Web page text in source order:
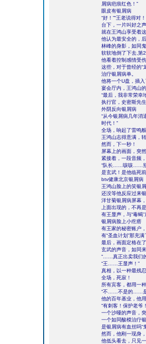
屑病疤痕红色！”
眼皮有银屑病
“好！”“王老说得对！
台下，一片叫好之
就在王鸿山享受着
他认为最安全的，
林峰的身影，如同
软软地倒了下去,第
他看着控制感情受
这些，对于曾经的“
治疗银屑病单。
他将一个U盘，插
宴会厅内，王鸿山
“最后，我非常荣幸
执行官，史密斯先
外阴反向银屑病
“从今银屑病几年消
时代！”
全场，响起了雷鸣
王鸿山志得意满，
然而，下一秒！
屏幕上的画面，突
紧接着，一段音频
“队长……咳咳……
是玄武！是他临死
btv健康北京银屑病
王鸿山脸上的笑银
还没等他反应过来
洋甘菊银屑病屏幕
上面出现的，不
有王显声，与“毒蝎
银屑病脸上小疙瘩
有王家的秘密账户
有“圣血计划”那充
最后，画面定格在
玄武的声音，如同
“……真正出卖我们
“王……王显声！”
真相，以一种最残
全场，死寂！
所有宾客，都用一
“不……不是的……是
他的百年基业，他
“有刺客！保护老爷
一个沙哑的声音，
一个如同酸模治疗
是银屑病有血丝吗“
然而，他刚一现身
他低头看去，只见